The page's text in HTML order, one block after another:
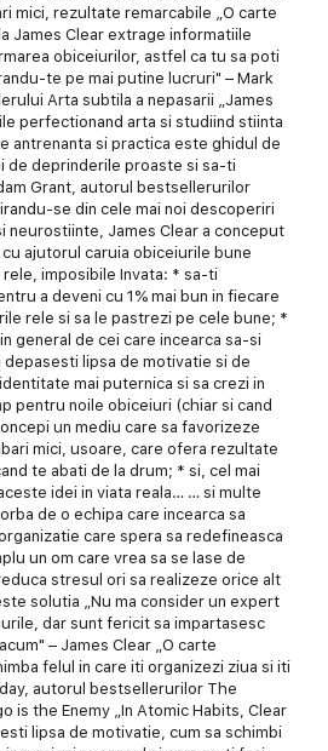
mici, rezultate remarcabile „O carte
James Clear extrage informatiile
obiceiurilor, astfel ca tu sa poti
te pe mai putine lucruri" – Mark
Arta subtila a nepasarii „James
perfectionand arta si studiind stiinta
antrenanta si practica este ghidul de
de deprinderile proaste si sa-ti
Grant, autorul bestsellerurilor
se din cele mai noi descoperiri
neurostiinte, James Clear a conceput
ajutorul caruia obiceiurile bune
imposibile Invata: * sa-ti
a deveni cu 1% mai bun in fiecare
rele si sa le pastrezi pe cele bune; *
general de cei care incearca sa-si
lipsa de motivatie si de
mai puternica si sa crezi in
pentru noile obiceiuri (chiar si cand
un mediu care sa favorizeze
mici, usoare, care ofera rezultate
te abati de la drum; * si, cel mai
idei in viata reala… … si multe
de o echipa care incearca sa
care spera sa redefineasca
un om care vrea sa se lase de
stresul ori sa realizeze orice alt
solutia „Nu ma consider un expert
dar sunt fericit sa impartasesc
– James Clear „O carte
felul in care iti organizezi ziua si iti
autorul bestsellerurilor The
is the Enemy „In Atomic Habits, Clear
lipsa de motivatie, cum sa schimbi